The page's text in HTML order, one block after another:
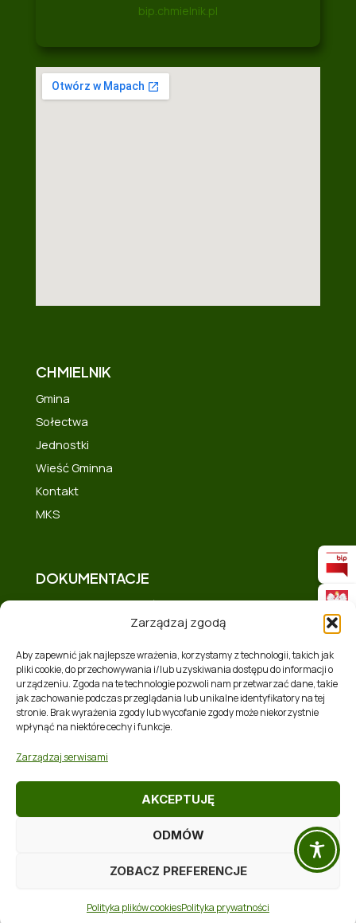
Zarządzaj zgodą
Aby zapewnić jak najlepsze wrażenia, korzystamy z technologii, takich jak
pliki cookie, do przechowywania i/lub uzyskiwania dostępu do informacji o
urządzeniu. Zgoda na te technologie pozwoli nam przetwarzać dane, takie
jak zachowanie podczas przeglądania lub unikalne identyfikatory na tej
stronie. Brak wyrażenia zgody lub wycofanie zgody może niekorzystnie
wpłynąć na niektóre cechy i funkcje.
Zarządzaj serwisami
AKCEPTUJĘ
ODMÓW
ZOBACZ PREFERENCJE
Polityka plików cookiesPolityka prywatności
bip.chmielnik.pl
CHMIELNIK
Gmina
Sołectwa
Jednostki
Wieść Gminna
Kontakt
MKS
DOKUMENTACJE
Deklaracja dostępności
Polityka prywatności
Mapa strony
Polityka plików cookies (EU)
Zakres tematyczny
RSS
Realizacja:Softres Sp. z o. o.
Prawa autorskie © 2026 Gmina Chmielnik